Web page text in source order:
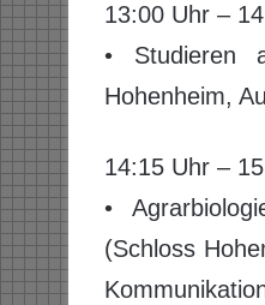
13:00 Uhr –
• Studieren
Hohenheim,
14:15 Uhr –
•
(Schloss